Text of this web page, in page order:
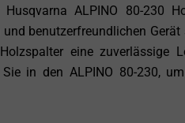
ALPINO 80-230
und benutzerfreundlichen
eine zuverlässige
in den ALPINO 80-230,